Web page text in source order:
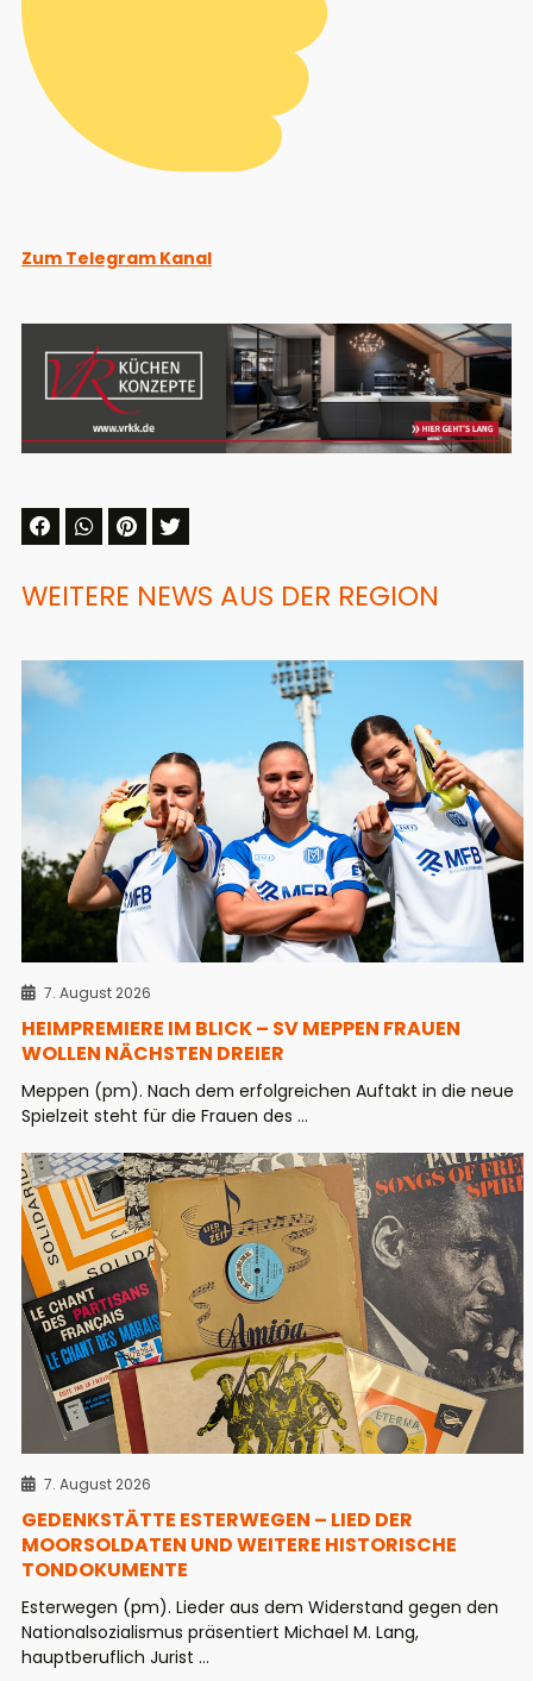
Zum Telegram Kanal
WEITERE NEWS AUS DER REGION
7. August 2026
HEIMPREMIERE IM BLICK – SV MEPPEN FRAUEN
WOLLEN NÄCHSTEN DREIER
Meppen (pm). Nach dem erfolgreichen Auftakt in die neue
Spielzeit steht für die Frauen des ...
7. August 2026
GEDENKSTÄTTE ESTERWEGEN – LIED DER
MOORSOLDATEN UND WEITERE HISTORISCHE
TONDOKUMENTE
Esterwegen (pm). Lieder aus dem Widerstand gegen den
Nationalsozialismus präsentiert Michael M. Lang,
hauptberuflich Jurist ...